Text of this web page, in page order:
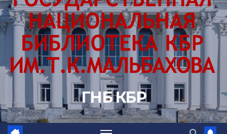
ГНБ КБР